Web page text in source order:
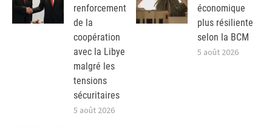
renforcement
de la
coopération
avec la Libye
malgré les
tensions
sécuritaires
5 août 2026
économique
plus résiliente
selon la BCM
5 août 2026